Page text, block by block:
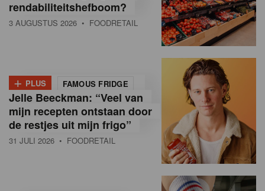
rendabiliteitshefboom?
3 AUGUSTUS 2026 • FOODRETAIL
+ PLUS FAMOUS FRIDGE
Jelle Beeckman: “Veel van
mijn recepten ontstaan door
de restjes uit mijn frigo”
31 JULI 2026 • FOODRETAIL